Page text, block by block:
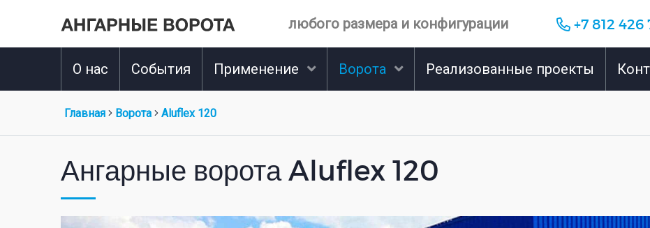
любого размера и конфигурации +7 812 426
О нас События Применение Ворота Реализованные проекты
Главная Ворота Aluflex 120
Ангарные ворота Aluflex 120